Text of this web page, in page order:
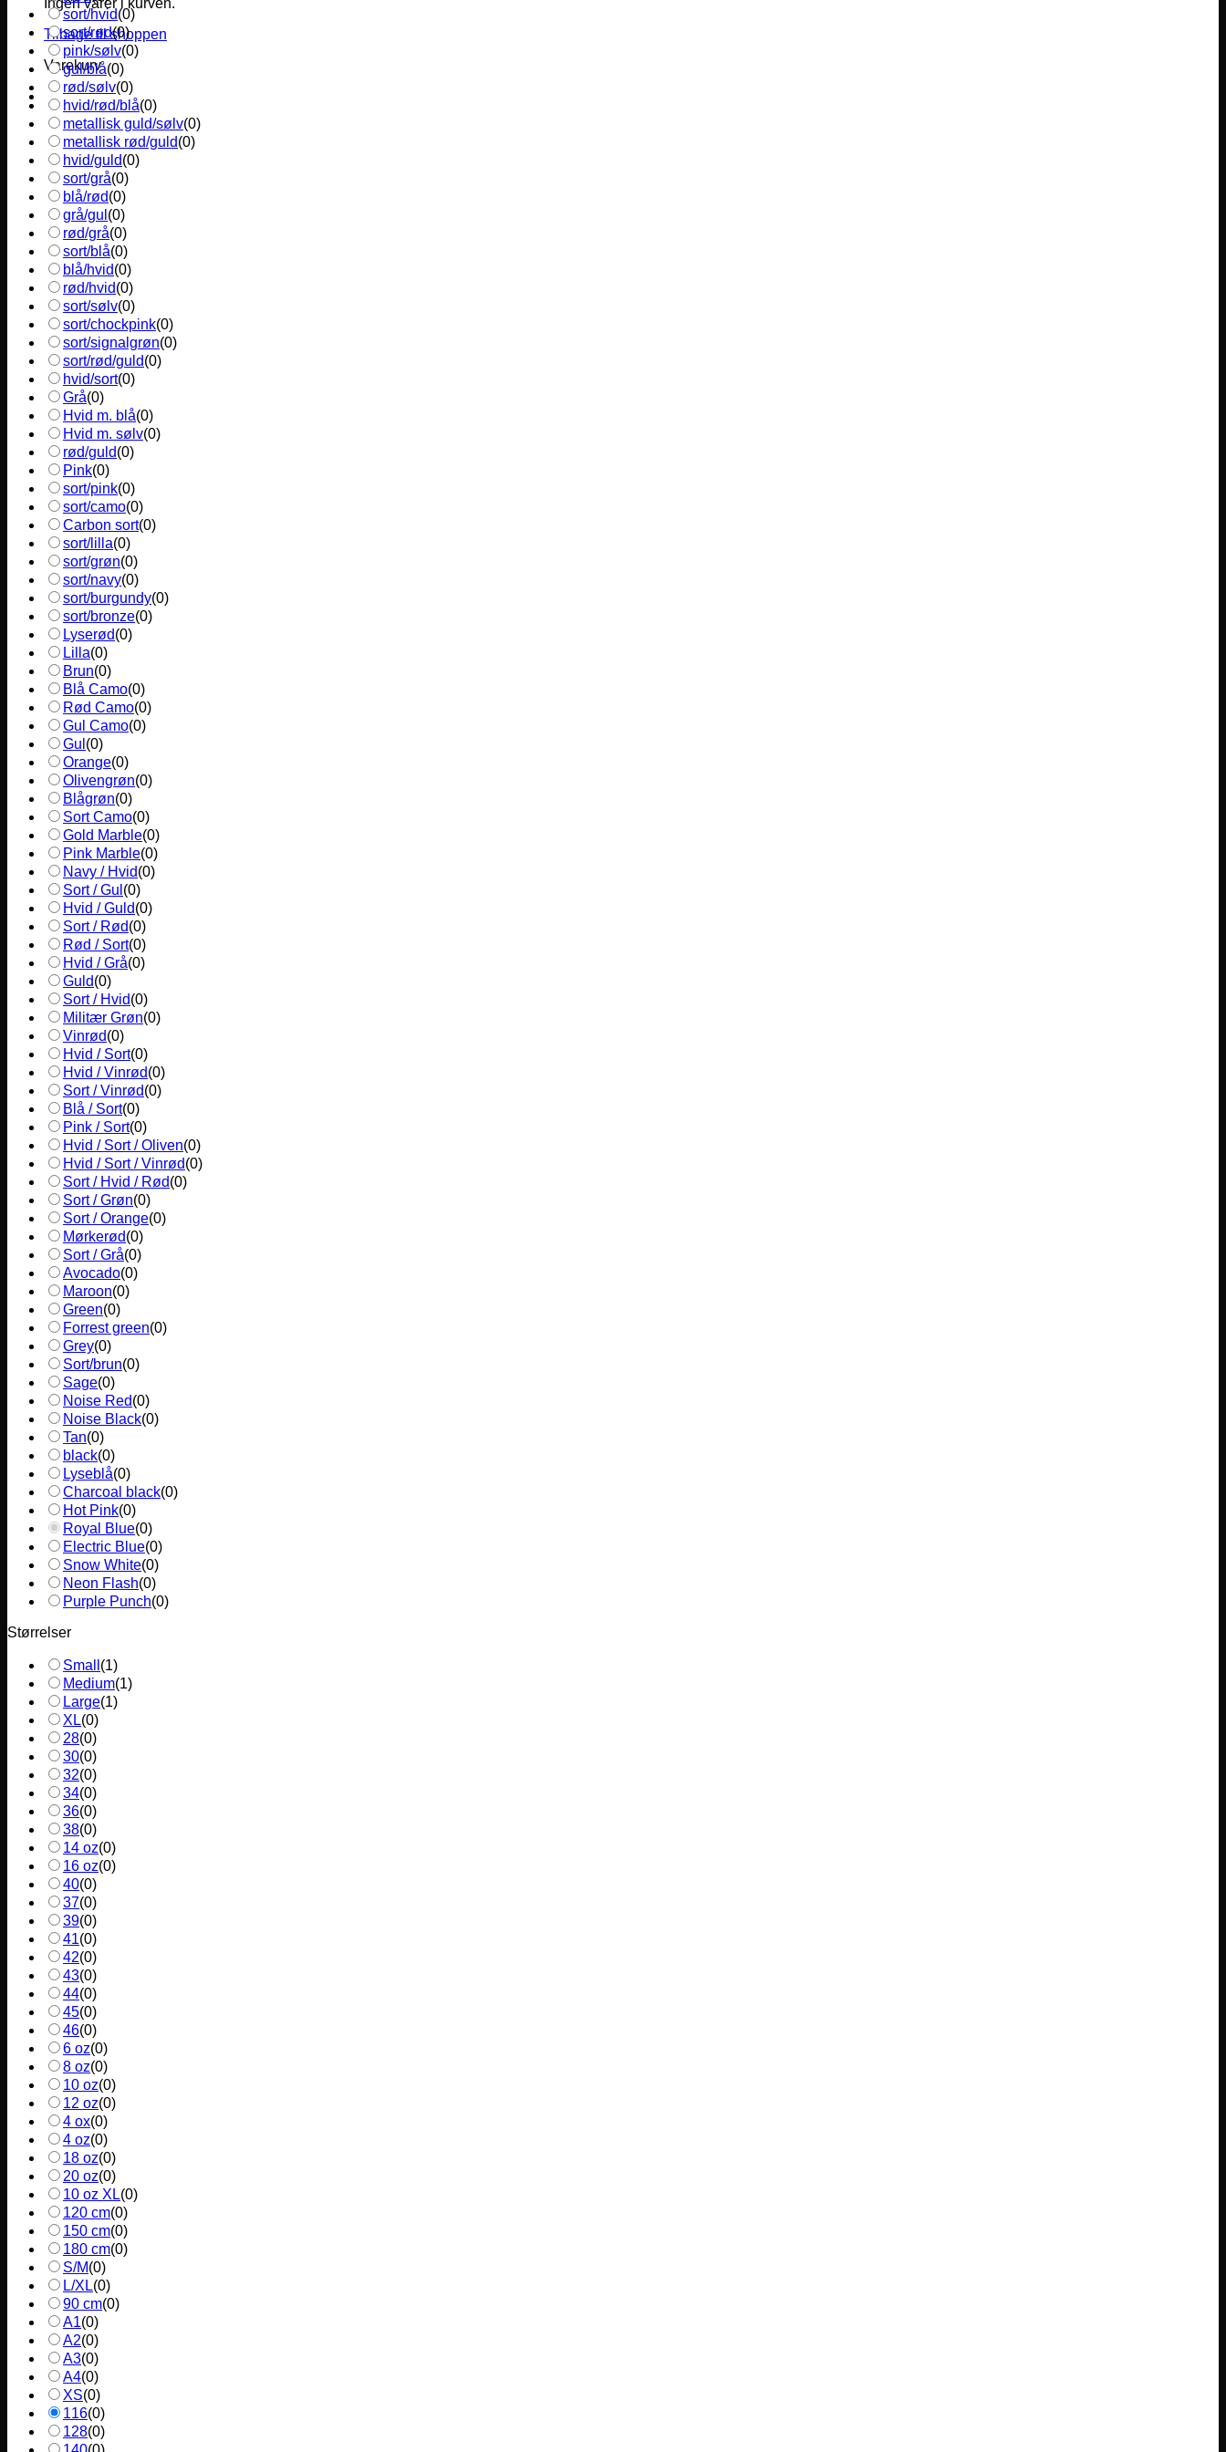
Ingen varer i kurven.
Tilbage til shoppen
Varekurv
sort/hvid(0)
sort/rød(0)
pink/sølv(0)
gul/blå(0)
rød/sølv(0)
hvid/rød/blå(0)
metallisk guld/sølv(0)
metallisk rød/guld(0)
hvid/guld(0)
sort/grå(0)
blå/rød(0)
grå/gul (0)
rød/grå(0)
sort/blå(0)
blå/hvid(0)
rød/hvid(0)
sort/sølv(0)
sort/chockpink(0)
sort/signalgrøn(0)
sort/rød/guld(0)
hvid/sort(0)
Grå(0)
Hvid m. blå(0)
Hvid m. sølv(0)
rød/guld(0)
Pink(0)
sort/pink(0)
sort/camo(0)
Carbon sort(0)
sort/lilla(0)
sort/grøn(0)
sort/navy(0)
sort/burgundy(0)
sort/bronze(0)
Lyserød(0)
Lilla(0)
Brun(0)
Blå Camo(0)
Rød Camo(0)
Gul Camo(0)
Gul (0)
Orange(0)
Olivengrøn(0)
Blågrøn(0)
Sort Camo(0)
Gold Marble(0)
Pink Marble(0)
Navy / Hvid(0)
Sort / Gul (0)
Hvid / Guld(0)
Sort / Rød(0)
Rød / Sort(0)
Hvid / Grå(0)
Guld(0)
Sort / Hvid(0)
Militær Grøn(0)
Vinrød(0)
Hvid / Sort(0)
Hvid / Vinrød(0)
Sort / Vinrød(0)
Blå / Sort(0)
Pink / Sort(0)
Hvid / Sort / Oliven(0)
Hvid / Sort / Vinrød(0)
Sort / Hvid / Rød(0)
Sort / Grøn(0)
Sort / Orange(0)
Mørkerød(0)
Sort / Grå(0)
Avocado(0)
Maroon(0)
Green(0)
Forrest green(0)
Grey(0)
Sort/brun(0)
Sage(0)
Noise Red(0)
Noise Black(0)
Tan(0)
black(0)
Lyseblå(0)
Charcoal black(0)
Hot Pink(0)
Royal Blue(0)
Electric Blue(0)
Snow White(0)
Neon Flash(0)
Purple Punch(0)
Størrelser
Small (1)
Medium(1)
Large(1)
XL(0)
28(0)
30(0)
32(0)
34(0)
36(0)
38(0)
14 oz(0)
16 oz(0)
40(0)
37(0)
39(0)
41(0)
42(0)
43(0)
44(0)
45(0)
46(0)
6 oz(0)
8 oz(0)
10 oz(0)
12 oz(0)
4 ox(0)
4 oz(0)
18 oz(0)
20 oz(0)
10 oz XL(0)
120 cm(0)
150 cm(0)
180 cm(0)
S/M(0)
L/XL(0)
90 cm(0)
A1(0)
A2(0)
A3(0)
A4(0)
XS(0)
116(0)
128(0)